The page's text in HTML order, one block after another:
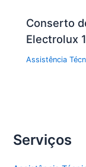
Conserto
Electrolux
Assistência
Serviços